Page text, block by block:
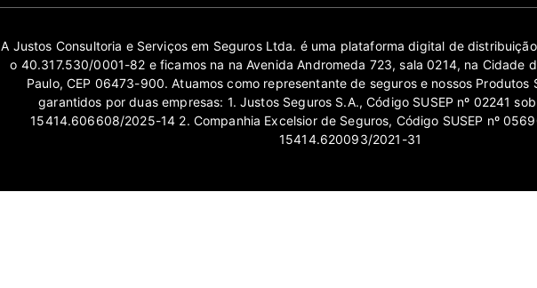
A Justos Consultoria e Serviços em Seguros Ltda. é uma plataforma digital de
o 40.317.530/0001-82 e ficamos na na Avenida Andromeda 723, sala 0214, na Cidade
Paulo, CEP 06473-900. Atuamos como representante de seguros e nossos Produtos
garantidos por duas empresas: 1. Justos Seguros S.A., Código SUSEP nº 02241
15414.606608/2025-14 2. Companhia Excelsior de Seguros, Código SUSEP nº
15414.620093/2021-31